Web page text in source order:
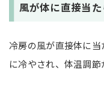
風が体に直接当
冷房の風が直接体に
に冷やされ、体温調節